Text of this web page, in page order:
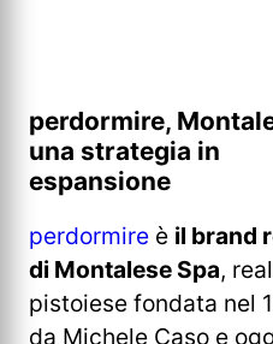
perdormire,
una strategia in
espansione
perdormire è il brand
di Montalese Spa,
pistoiese fondata nel
da Michele Caso e